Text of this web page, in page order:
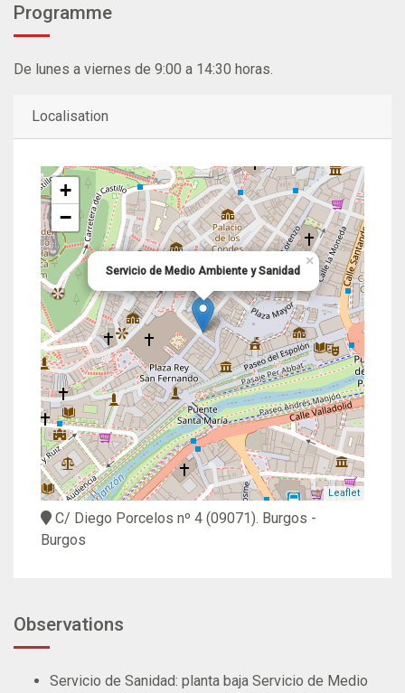
Programme
De lunes a viernes de 9:00 a 14:30 horas.
Localisation
Servicio de Medio Ambiente y Sanidad
×
+
−
Leaflet
C/ Diego Porcelos nº 4 (09071). Burgos -
Burgos
Observations
Servicio de Sanidad: planta baja Servicio de Medio